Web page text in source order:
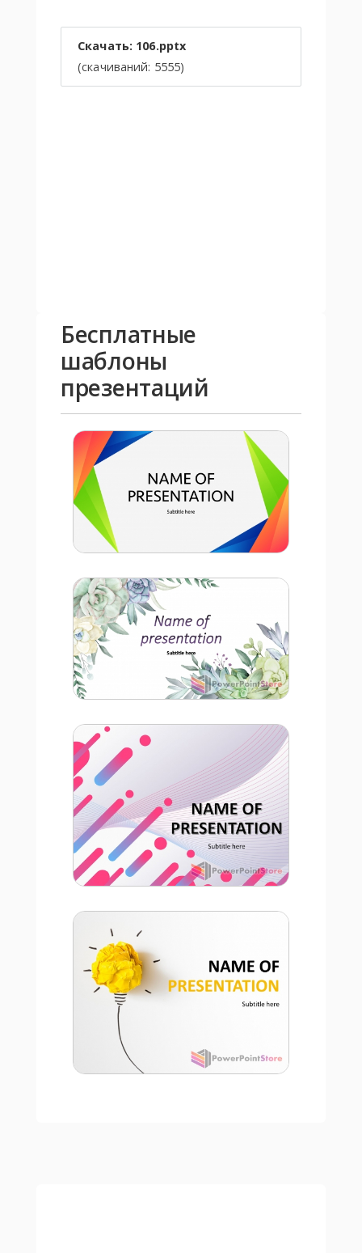
Скачать: 106.pptx
(cкачиваний: 5555)
Бесплатные
шаблоны
презентаций